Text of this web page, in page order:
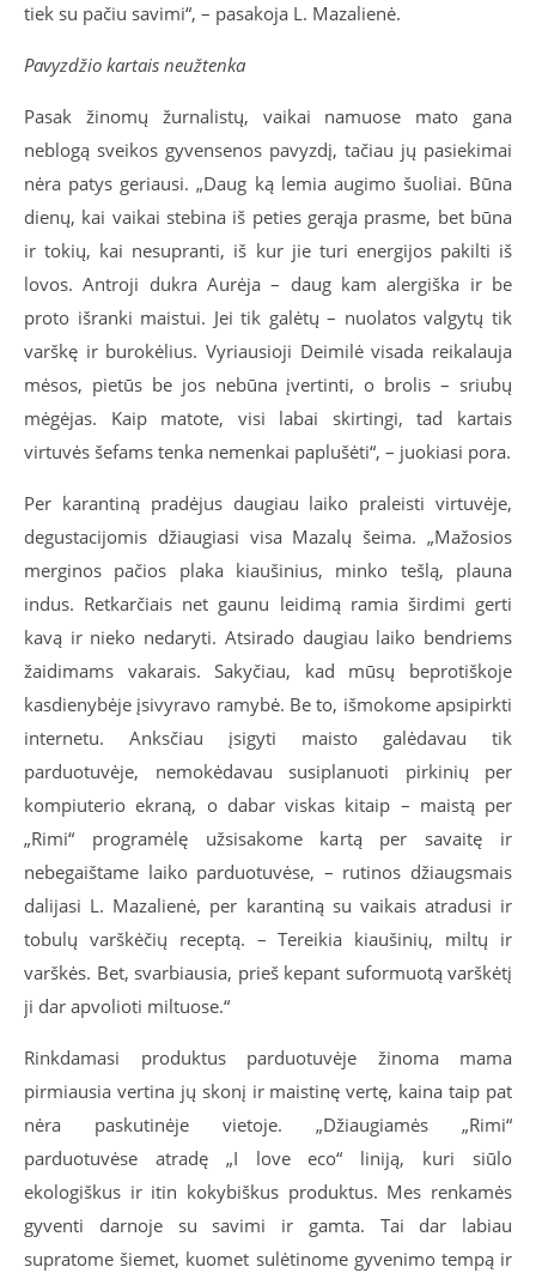
tiek su pačiu savimi“, – pasakoja L. Mazalienė.
Pavyzdžio kartais neužtenka
Pasak žinomų žurnalistų, vaikai namuose mato gana
neblogą sveikos gyvensenos pavyzdį, tačiau jų pasiekimai
nėra patys geriausi. „Daug ką lemia augimo šuoliai. Būna
dienų, kai vaikai stebina iš peties gerąja prasme, bet būna
ir tokių, kai nesupranti, iš kur jie turi energijos pakilti iš
lovos. Antroji dukra Aurėja – daug kam alergiška ir be
proto išranki maistui. Jei tik galėtų – nuolatos valgytų tik
varškę ir burokėlius. Vyriausioji Deimilė visada reikalauja
mėsos, pietūs be jos nebūna įvertinti, o brolis – sriubų
mėgėjas. Kaip matote, visi labai skirtingi, tad kartais
virtuvės šefams tenka nemenkai paplušėti“, – juokiasi pora.
Per karantiną pradėjus daugiau laiko praleisti virtuvėje,
degustacijomis džiaugiasi visa Mazalų šeima. „Mažosios
merginos pačios plaka kiaušinius, minko tešlą, plauna
indus. Retkarčiais net gaunu leidimą ramia širdimi gerti
kavą ir nieko nedaryti. Atsirado daugiau laiko bendriems
žaidimams vakarais. Sakyčiau, kad mūsų beprotiškoje
kasdienybėje įsivyravo ramybė. Be to, išmokome apsipirkti
internetu. Anksčiau įsigyti maisto galėdavau tik
parduotuvėje, nemokėdavau susiplanuoti pirkinių per
kompiuterio ekraną, o dabar viskas kitaip – maistą per
„Rimi“ programėlę užsisakome kartą per savaitę ir
nebegaištame laiko parduotuvėse, – rutinos džiaugsmais
dalijasi L. Mazalienė, per karantiną su vaikais atradusi ir
tobulų varškėčių receptą. – Tereikia kiaušinių, miltų ir
varškės. Bet, svarbiausia, prieš kepant suformuotą varškėtį
ji dar apvolioti miltuose.“
Rinkdamasi produktus parduotuvėje žinoma mama
pirmiausia vertina jų skonį ir maistinę vertę, kaina taip pat
nėra paskutinėje vietoje. „Džiaugiamės „Rimi“
parduotuvėse atradę „I love eco“ liniją, kuri siūlo
ekologiškus ir itin kokybiškus produktus. Mes renkamės
gyventi darnoje su savimi ir gamta. Tai dar labiau
supratome šiemet, kuomet sulėtinome gyvenimo tempą ir